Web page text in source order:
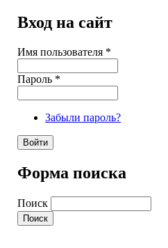
Вход на сайт
Имя пользователя *
Пароль *
Забыли пароль?
Форма поиска
Поиск